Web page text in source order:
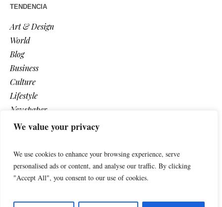
We value your privacy
We use cookies to enhance your browsing experience, serve
personalised ads or content, and analyse our traffic. By clicking
"Accept All", you consent to our use of cookies.
TENDENCIA
Art & Design
World
Blog
Business
Culture
Lifestyle
Newspaper
Photos